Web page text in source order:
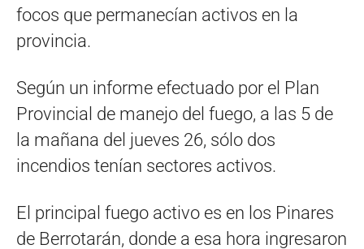
focos que permanecían activos en la
provincia.
Según un informe efectuado por el Plan
Provincial de manejo del fuego, a las 5 de
la mañana del jueves 26, sólo dos
incendios tenían sectores activos.
El principal fuego activo es en los Pinares
de Berrotarán, donde a esa hora ingresaron